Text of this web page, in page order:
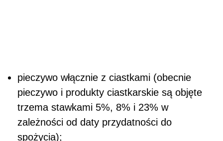
pieczywo włącznie z ciastkami (obecnie
pieczywo i produkty ciastkarskie są objęte
trzema stawkami 5%, 8% i 23% w
zależności od daty przydatności do
spożycia);